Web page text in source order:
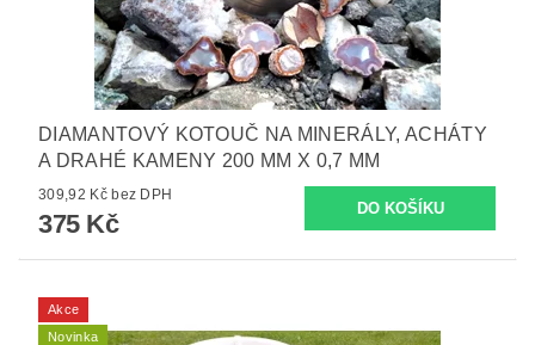
DIAMANTOVÝ KOTOUČ NA MINERÁLY, ACHÁTY
A DRAHÉ KAMENY 200 MM X 0,7 MM
309,92 Kč bez DPH
375 Kč
Akce
Novinka